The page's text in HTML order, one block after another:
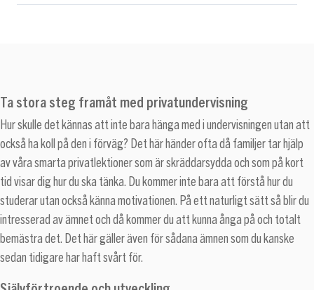
Ta stora steg framåt med privatundervisning
Hur skulle det kännas att inte bara hänga med i undervisningen utan att
också ha koll på den i förväg? Det här händer ofta då familjer tar hjälp
av våra smarta privatlektioner som är skräddarsydda och som på kort
tid visar dig hur du ska tänka. Du kommer inte bara att förstå hur du
studerar utan också känna motivationen. På ett naturligt sätt så blir du
intresserad av ämnet och då kommer du att kunna ånga på och totalt
bemästra det. Det här gäller även för sådana ämnen som du kanske
sedan tidigare har haft svårt för.